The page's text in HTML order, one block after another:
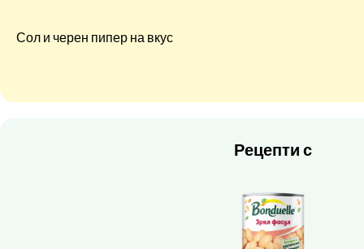
Сол и черен пипер на вкус
Рецепти с